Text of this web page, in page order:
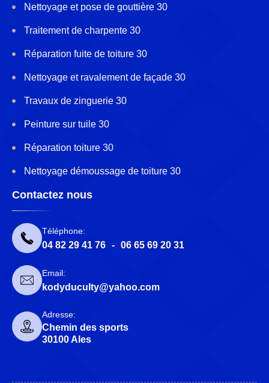
Nettoyage et pose de gouttière 30
Traitement de charpente 30
Réparation fuite de toiture 30
Nettoyage et ravalement de façade 30
Travaux de zinguerie 30
Peinture sur tuile 30
Réparation toiture 30
Nettoyage démoussage de toiture 30
Contactez nous
Téléphone:
04 82 29 41 76 - 06 65 69 20 31
Email:
kodyduculty@yahoo.com
Adresse:
Chemin des sports
30100 Ales